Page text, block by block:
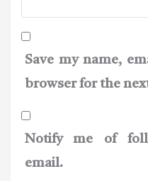
Save my name,
browser for the
Notify me of
email.